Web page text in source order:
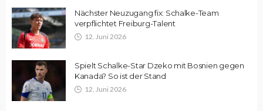
Nächster Neuzugang fix: Schalke-Team
verpflichtet Freiburg-Talent
12. Juni 2026
Spielt Schalke-Star Dzeko mit Bosnien gegen
Kanada? So ist der Stand
12. Juni 2026